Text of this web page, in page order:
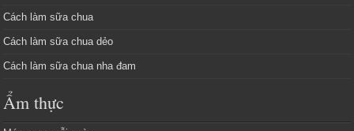
Cách làm sữa chua
Cách làm sữa chua dẻo
Cách làm sữa chua nha đam
Ẩm thực